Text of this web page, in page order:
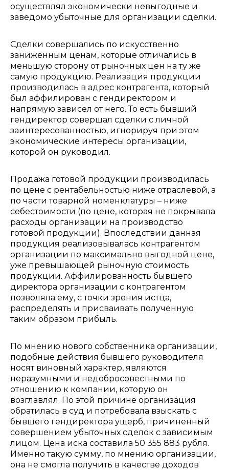
осуществлял экономически невыгодные и
заведомо убыточные для организации сделки.
Сделки совершались по искусственно
заниженным ценам, которые отличались в
меньшую сторону от рыночных цен на ту же
самую продукцию. Реализация продукции
производилась в адрес контрагента, который
был аффилирован с гендиректором и
напрямую зависел от него. То есть бывший
гендиректор совершал сделки с личной
заинтересованностью, игнорируя при этом
экономические интересы организации,
которой он руководил.
Продажа готовой продукции производилась
по цене с рентабельностью ниже отраслевой, а
по части товарной номенклатуры – ниже
себестоимости (по цене, которая не покрывала
расходы организации на производство
готовой продукции). Впоследствии данная
продукция реализовывалась контрагентом
организации по максимально выгодной цене,
уже превышающей рыночную стоимость
продукции. Аффилированность бывшего
директора организации с контрагентом
позволяла ему, с точки зрения истца,
распределять и присваивать полученную
таким образом прибыль.
По мнению нового собственника организации,
подобные действия бывшего руководителя
носят виновный характер, являются
неразумными и недобросовестными по
отношению к компании, которую он
возглавлял. По этой причине организация
обратилась в суд и потребовала взыскать с
бывшего гендиректора ущерб, причиненный
совершением убыточных сделок с зависимым
лицом. Цена иска составила 50 355 883 рубля.
Именно такую сумму, по мнению организации,
она не смогла получить в качестве доходов